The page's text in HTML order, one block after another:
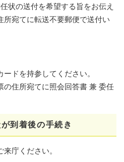
状の送付を希望する旨をお伝え
所宛てに転送不要郵便で送付い
ドを持参してください。
住所宛てに照会回答書 兼 委任
到着後の手続き
庁ください。